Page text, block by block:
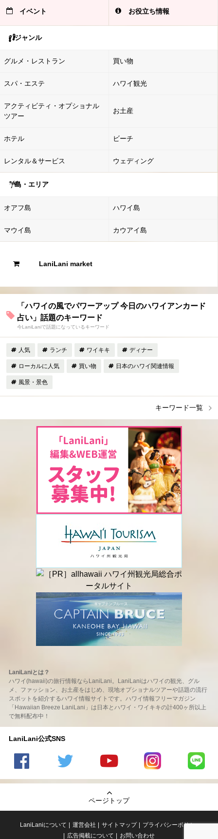
イベント お役立ち情報
ジャンル
グルメ・レストラン 買い物
スパ・エステ ハワイ観光
アクティビティ・オプショナル
ツアー
お土産
ホテル ビーチ
レンタル＆サービス ウェディング
島・エリア
オアフ島 ハワイ島
マウイ島 カウアイ島
LaniLani market
「ハワイの風でパワーアップ 今日のハワイアンカード
占い」話題のキーワード
今LaniLaniで話題になっているキーワード
人気 ランチ ワイキキ ディナー
ローカルに人気 買い物 日本のハワイ関連情報
風景・景色
キーワード一覧
LaniLaniとは？
ハワイ(hawaii)の旅行情報ならLaniLani。LaniLaniはハワイの観光、グル
メ、ファッション、お土産をはじめ、現地オプショナルツアーや話題の流行
スポットを紹介するハワイ情報サイトです。ハワイ情報フリーマガジン
「Hawaiian Breeze LaniLani」は日本とハワイ・ワイキキの計400ヶ所以上
で無料配布中！
LaniLani公式SNS
の
のtwitter
の
Youtube
チャンネ
LaniLani
LaniLani
ページトップ
LaniLaniについて 運営会社 サイトマップ
プライバシーポリシー
広告掲載について
お問い合わせ